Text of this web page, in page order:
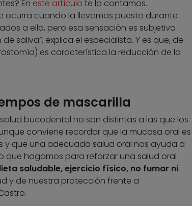
En este artículo te lo contamos.
ocurra cuando la llevamos puesta durante
a ella, pero esa sensación es subjetiva
saliva”, explica el especialista. Y es que, de
es característica la reducción de la
de mascarilla
bucodental no son distintas a las que los
conviene recordar que la mucosa oral es
y que una adecuada salud oral nos ayuda a
que hagamos para reforzar una salud oral
saludable, ejercicio físico, no fumar ni
y de nuestra protección frente a